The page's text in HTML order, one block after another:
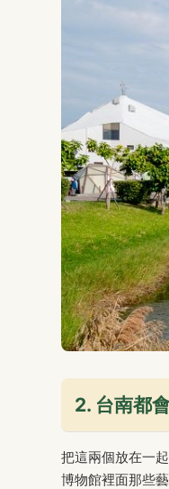
2. 台南都
把這兩個放在一
博物館裡面那些